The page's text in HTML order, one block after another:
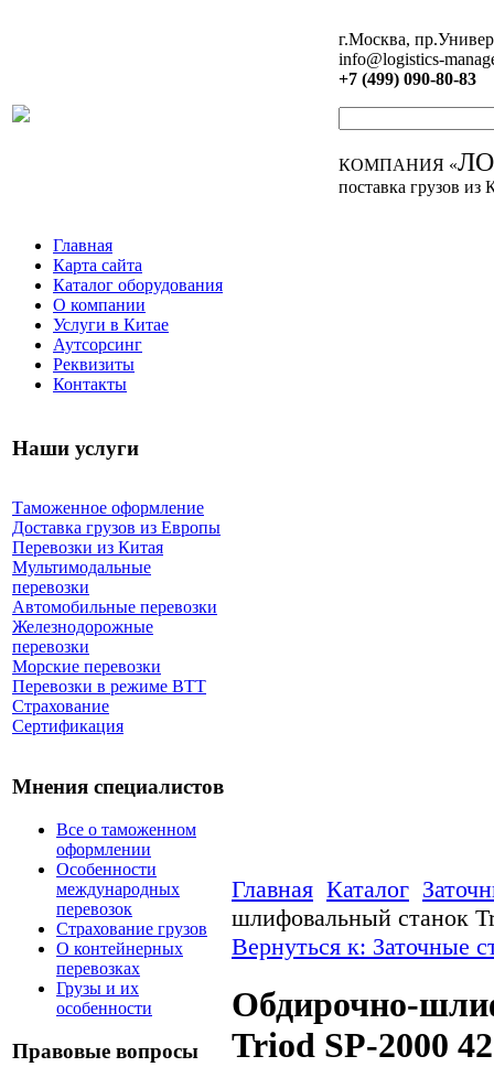
г.Москва,
info@logistics-
+7 (499) 090-80-83
КОМПАНИЯ «
поставка грузов из
Главная
Карта сайта
Каталог оборудования
О компании
Услуги в Китае
Аутсорсинг
Реквизиты
Контакты
Наши услуги
Таможенное оформление
Доставка грузов из Европы
Перевозки из Китая
Мультимодальные
перевозки
Автомобильные перевозки
Железнодорожные
перевозки
Морские перевозки
Перевозки в режиме ВТТ
Страхование
Сертификация
Мнения специалистов
Все о таможенном
оформлении
Особенности
международных
перевозок
Страхование грузов
О контейнерных
перевозках
Грузы и их
особенности
Правовые вопросы
Главная Каталог
шлифовальный станок
Вернуться к: Заточные
Обдирочно-
Triod SP-2000